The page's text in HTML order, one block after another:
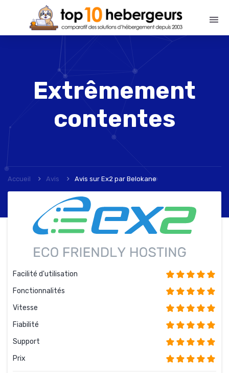
Extrêmement
contentes
Accueil Avis Avis sur Ex2 par Belokane
Facilité d'utilisation
Fonctionnalités
Vitesse
Fiabilité
Support
Prix